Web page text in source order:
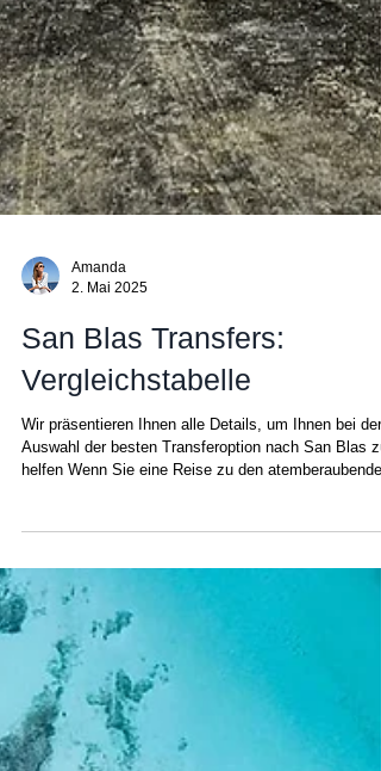
2. Mai 2025
San Blas Transfers:
Vergleichstabelle
Wir präsentieren Ihnen alle Details, um Ihnen bei der
San Blas Inseln planen, ist die Anreise Teil des
abgeschiedene Schönheit bekannt, doch um diese
abgeschiedenen Inseln zu erreichen, bieten sich zwei
verschiedene Möglichkeiten: eine abenteuerliche
Autofahrt oder ein Rundflug über den Dschungel und
die atemberaubenden San Blas Cays. Je